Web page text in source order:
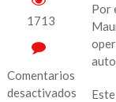
1713
Comentarios
desactivados
Por